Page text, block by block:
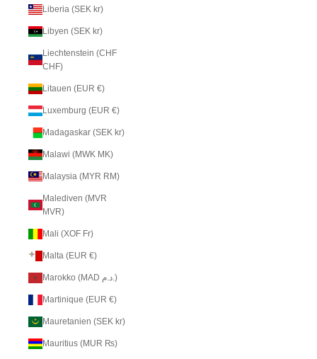
Liberia (SEK kr)
Libyen (SEK kr)
Liechtenstein (CHF
CHF)
Litauen (EUR €)
Luxemburg (EUR €)
Madagaskar (SEK kr)
Malawi (MWK MK)
Malaysia (MYR RM)
Malediven (MVR
MVR)
Mali (XOF Fr)
Malta (EUR €)
Marokko (MAD د.م.)
Martinique (EUR €)
Mauretanien (SEK kr)
Mauritius (MUR ₨)